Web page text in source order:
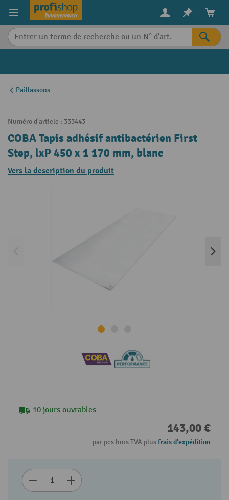
content
Paillassons
Numéro d'article : 333443
COBA Tapis adhésif antibactérien First
Step, lxP 450 x 1 170 mm, blanc
Vers la description du produit
10 jours ouvrables
143,00 €
par pcs hors TVA plusfrais d'expédition